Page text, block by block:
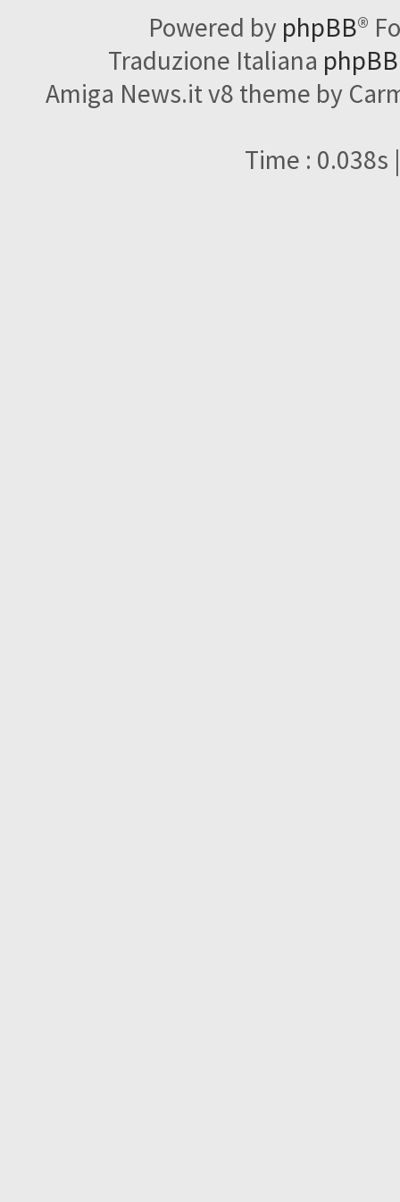
Powered by phpBB®
Traduzione Italiana
Amiga News.it v8 theme by
Time : 0.038s